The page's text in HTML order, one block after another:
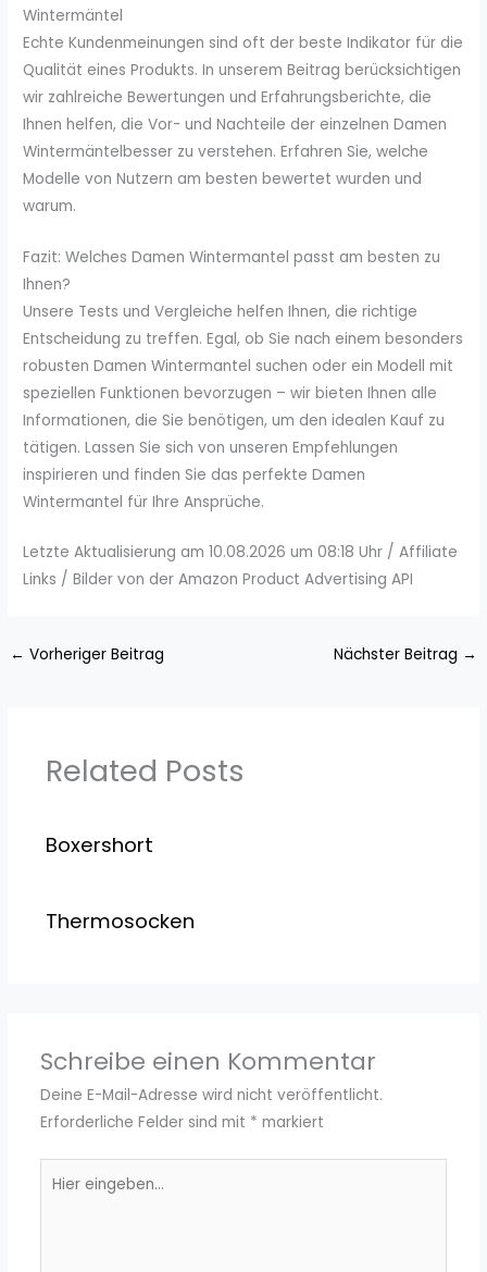
Wintermäntel
Echte Kundenmeinungen sind oft der beste Indikator für die
Qualität eines Produkts. In unserem Beitrag berücksichtigen
wir zahlreiche Bewertungen und Erfahrungsberichte, die
Ihnen helfen, die Vor- und Nachteile der einzelnen Damen
Wintermäntelbesser zu verstehen. Erfahren Sie, welche
Modelle von Nutzern am besten bewertet wurden und
warum.
Fazit: Welches Damen Wintermantel passt am besten zu
Ihnen?
Unsere Tests und Vergleiche helfen Ihnen, die richtige
Entscheidung zu treffen. Egal, ob Sie nach einem besonders
robusten Damen Wintermantel suchen oder ein Modell mit
speziellen Funktionen bevorzugen – wir bieten Ihnen alle
Informationen, die Sie benötigen, um den idealen Kauf zu
tätigen. Lassen Sie sich von unseren Empfehlungen
inspirieren und finden Sie das perfekte Damen
Wintermantel für Ihre Ansprüche.
Letzte Aktualisierung am 10.08.2026 um 08:18 Uhr / Affiliate
Links / Bilder von der Amazon Product Advertising API
← Vorheriger Beitrag Nächster Beitrag →
Related Posts
Boxershort
Thermosocken
Schreibe einen Kommentar
Deine E-Mail-Adresse wird nicht veröffentlicht.
Erforderliche Felder sind mit * markiert
eingeben…